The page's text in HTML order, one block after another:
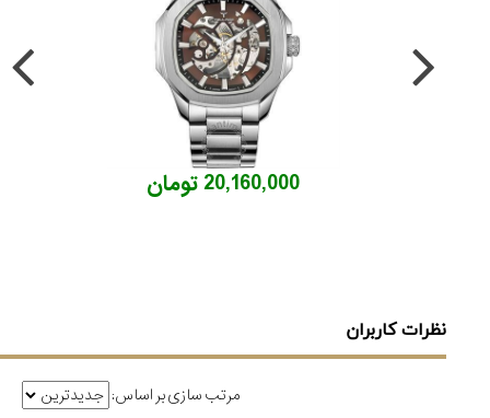
20,160,000 تومان
نظرات کاربران
مرتب سازی بر اساس: